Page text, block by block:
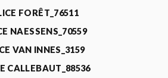
FORÊT_76511
NAESSENS_70559
VAN INNES_3159
CALLEBAUT_88536